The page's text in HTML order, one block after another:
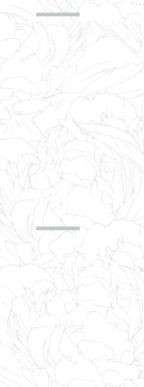
Une fois le
parvenir une
besoins et
ensemble.
Validation
Le projet
commence !
conditions, nous
la réalisation de